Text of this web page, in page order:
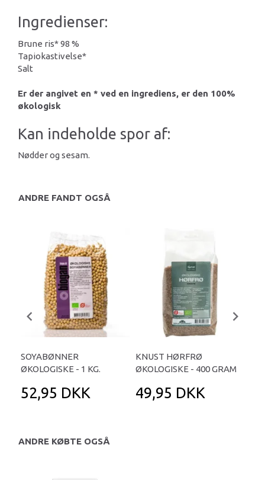
Ingredienser:
Brune ris* 98 %
Tapiokastivelse*
Salt
Er der angivet en * ved en ingrediens, er den 100%
økologisk
Kan indeholde spor af:
Nødder og sesam.
ANDRE FANDT OGSÅ
SOYABØNNER
ØKOLOGISKE - 1 KG.
52,95 DKK
KNUST HØRFRØ
ØKOLOGISKE - 400 GRAM
49,95 DKK
ANDRE KØBTE OGSÅ